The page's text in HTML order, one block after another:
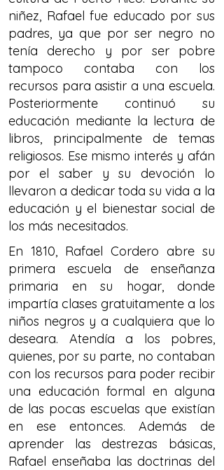
niñez, Rafael fue educado por sus
padres, ya que por ser negro no
tenía derecho y por ser pobre
tampoco contaba con los
recursos para asistir a una escuela.
Posteriormente continuó su
educación mediante la lectura de
libros, principalmente de temas
religiosos. Ese mismo interés y afán
por el saber y su devoción lo
llevaron a dedicar toda su vida a la
educación y el bienestar social de
los más necesitados.
En 1810, Rafael Cordero abre su
primera escuela de enseñanza
primaria en su hogar, donde
impartía clases gratuitamente a los
niños negros y a cualquiera que lo
deseara. Atendía a los pobres,
quienes, por su parte, no contaban
con los recursos para poder recibir
una educación formal en alguna
de las pocas escuelas que existían
en ese entonces. Además de
aprender las destrezas básicas,
Rafael enseñaba las doctrinas del